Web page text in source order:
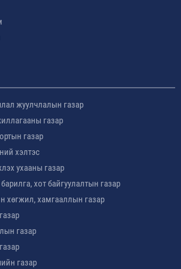
жуулчлалын газар
газар
газар
хэлтэс
ухааны газар
хот байгуулалтын газар
хөгжил, хамгааллын газар
газар
газар